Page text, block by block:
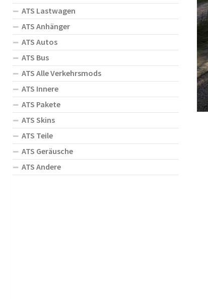
ATS Lastwagen
ATS Anhänger
ATS Autos
ATS Bus
ATS Alle Verkehrsmods
ATS Innere
ATS Pakete
ATS Skins
ATS Teile
ATS Geräusche
ATS Andere